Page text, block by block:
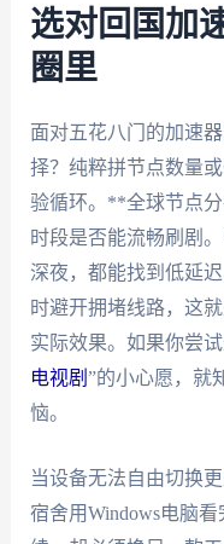
选对回国加
圈里
面对五花八门的加速
择？纯粹拼节点数量
验循环。**全球节点
时段是否能流畅刷剧
深夜，都能找到低延
时避开拥堵线路，这
实际效果。如果你尝
电视剧 ”的小心愿，就
恼。
当设备无法自由切换
宿舍用Windows电脑